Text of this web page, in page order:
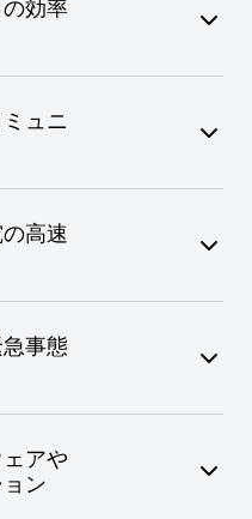
つつ、マーケティング資
トを翻訳
要件を満たすように調
プのための契約書や合意
効率
情報ファイルを正確に翻
裁や交渉を円滑に進行
り現地法令の遵守を後
ュニ
ます。
処方箋を迅速に翻訳
に伝達
隔医療サービスをサポ
国にまたがる医療研究
高速
対応できます。
術誌を正確に翻訳
語を確実に遵守
学術協力が円滑に
事態
整します。
アや
ン